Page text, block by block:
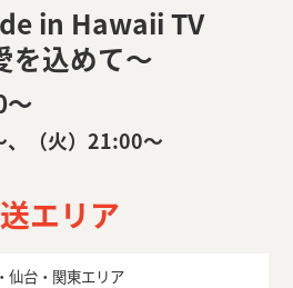
in Hawaii TV
を込めて～
〜
、（火）21:00〜
エリア
仙台・関東エリア